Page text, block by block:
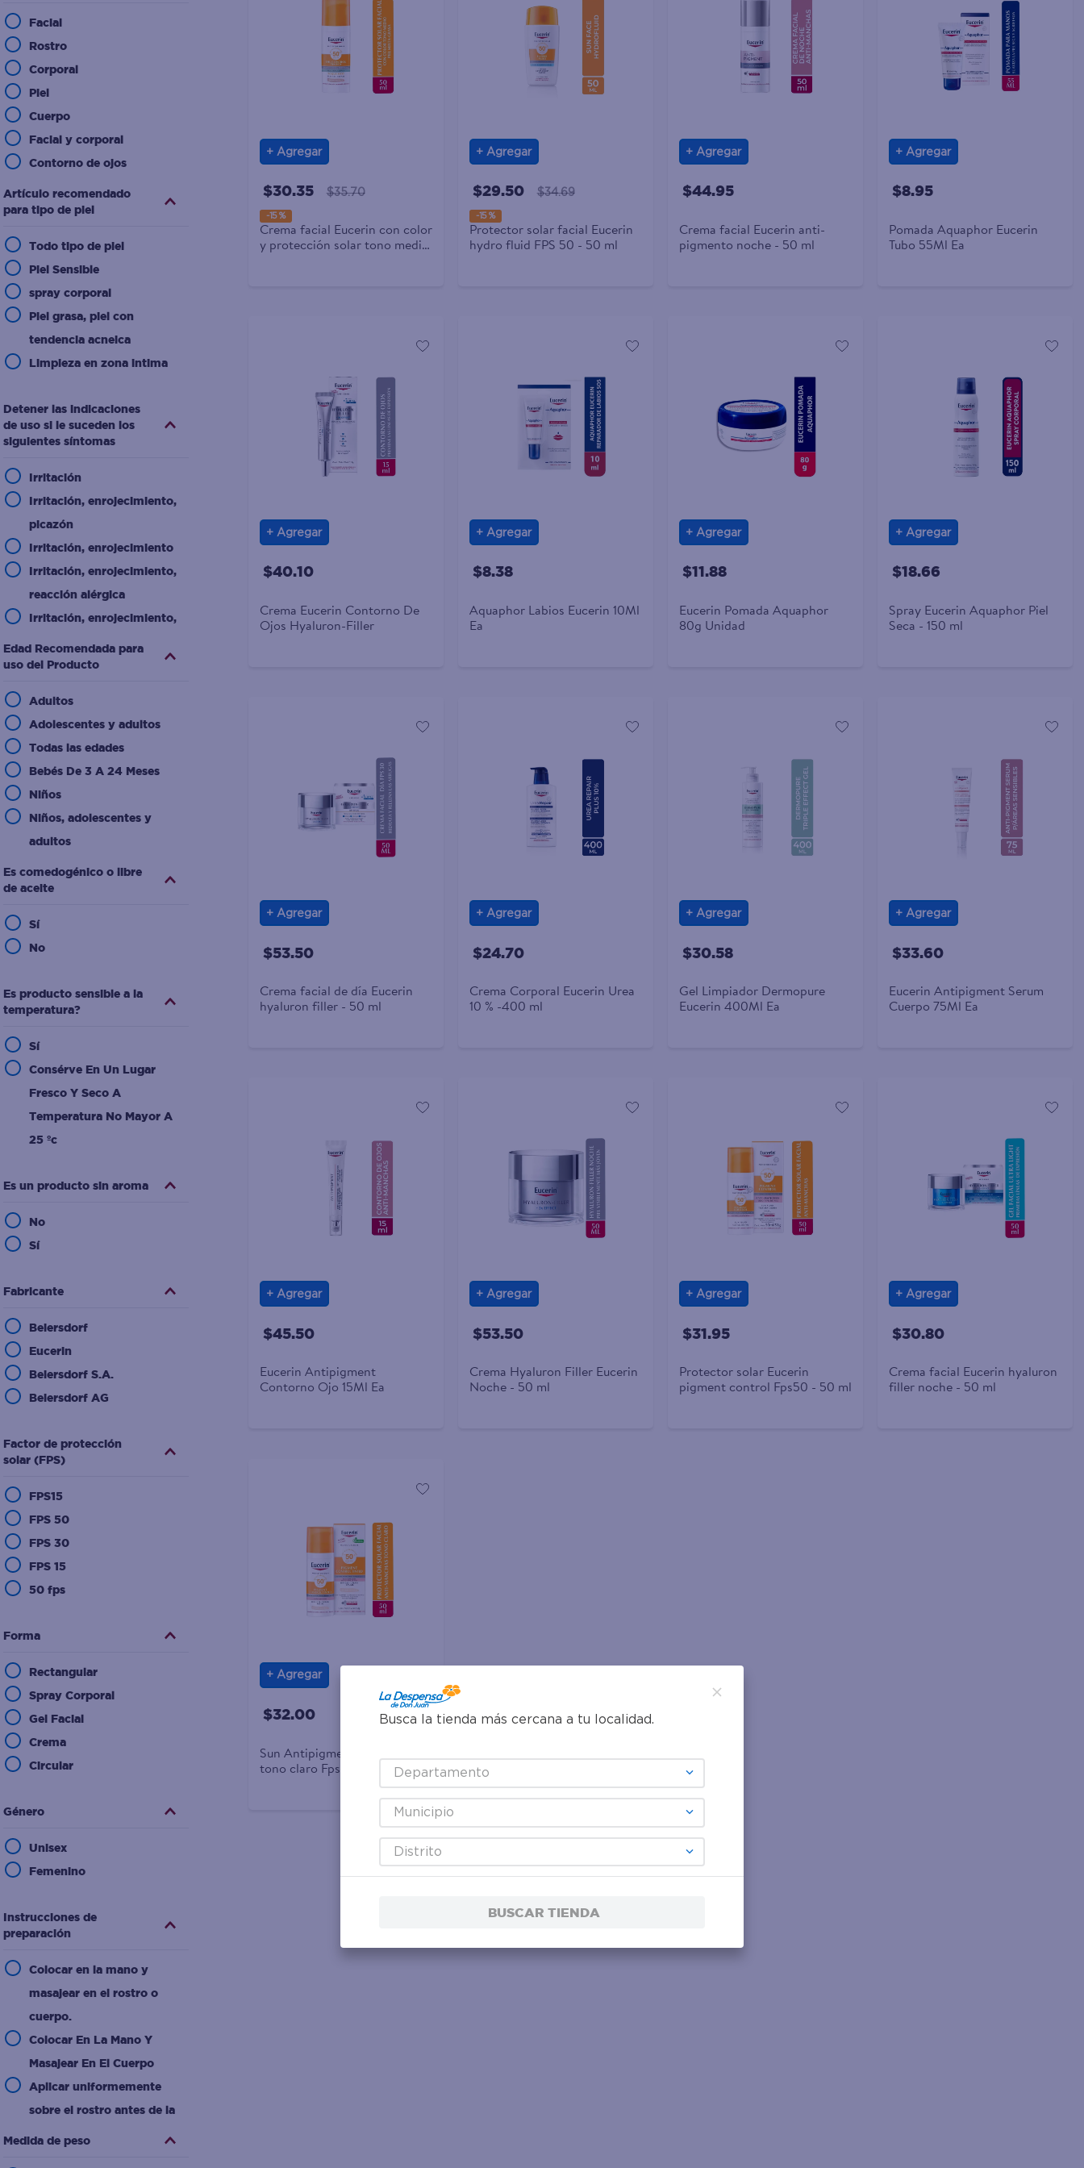
Facial
Rostro
Corporal
Piel
Cuerpo
Facial y corporal
Contorno de ojos
Artículo recomendado
para tipo de piel
Todo tipo de piel
Piel Sensible
spray corporal
Piel grasa, piel con
tendencia acneica
Limpieza en zona intima
Detener las indicaciones
de uso si le suceden los
siguientes síntomas
Irritación
Irritación, enrojecimiento,
picazón
Irritación, enrojecimiento
Irritación, enrojecimiento,
reacción alérgica
Irritación, enrojecimiento,
Irritación, enrojecimiento,
Edad Recomendada para
uso del Producto
Adultos
Adolescentes y adultos
Todas las edades
Bebés De 3 A 24 Meses
Niños
Niños, adolescentes y
adultos
Leer indicaciones en el
producto
Es comedogénico o libre
de aceite
Sí
No
Es producto sensible a la
temperatura?
Sí
Consérve En Un Lugar
Fresco Y Seco A
Temperatura No Mayor A
25 ºc
Es un producto sin aroma
No
Sí
Fabricante
Beiersdorf
Eucerin
Beiersdorf S.A.
Beiersdorf AG
Factor de protección
solar (FPS)
FPS15
FPS 50
FPS 30
FPS 15
50 fps
Forma
Rectangular
Spray Corporal
Gel Facial
Crema
Circular
Género
Unisex
Femenino
Instrucciones de
preparación
Colocar en la mano y
masajear en el rostro o
cuerpo.
Colocar En La Mano Y
Masajear En El Cuerpo
Aplicar uniformemente
sobre el rostro antes de la
Medida de peso
Agregar
$35.70
$30.35
-15 %
Crema facial Eucerin con color
y protección solar tono medio
Agregar
$34.69
$29.50
-15 %
Protector solar facial Eucerin
hydro fluid FPS 50 - 50 ml
Agregar
$44.95
Crema facial Eucerin anti-
pigmento noche - 50 ml
Agregar
$8.95
Pomada Aquaphor Eucerin
Tubo 55Ml Ea
Agregar
$40.10
Crema Eucerin Contorno De
Ojos Hyaluron-Filler
Agregar
$8.38
Aquaphor Labios Eucerin 10Ml
Ea
Agregar
$11.88
Eucerin Pomada Aquaphor
80g Unidad
Agregar
$18.66
Spray Eucerin Aquaphor Piel
Seca - 150 ml
Agregar
$53.50
Crema facial de día Eucerin
hyaluron filler - 50 ml
Agregar
$24.70
Crema Corporal Eucerin Urea
10 % -400 ml
Agregar
$30.58
Gel Limpiador Dermopure
Eucerin 400Ml Ea
Agregar
$33.60
Eucerin Antipigment Serum
Cuerpo 75Ml Ea
Agregar
$45.50
Eucerin Antipigment
Contorno Ojo 15Ml Ea
Agregar
$53.50
Crema Hyaluron Filler Eucerin
Noche - 50 ml
Agregar
$31.95
Protector solar Eucerin
pigment control Fps50 - 50 ml
Agregar
$30.80
Crema facial Eucerin hyaluron
filler noche - 50 ml
Agregar
$32.00
Sun Antipigmento Eucerin
tono claro Fps 50 - 50 ml
Busca la tienda más cercana a tu localidad.
Departamento
Municipio
Distrito
BUSCAR TIENDA